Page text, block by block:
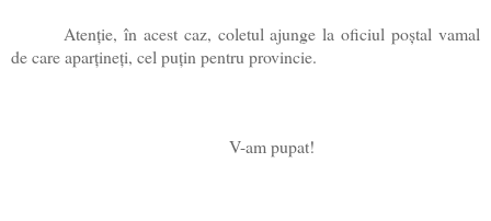
Atenție, în acest caz, coletul ajunge la oficiul poștal vamal
de care aparțineți, cel puțin pentru provincie.
V-am pupat!